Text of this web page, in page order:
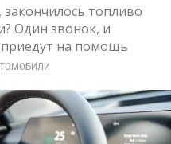
закончилось топливо
Один звонок, и
на помощь